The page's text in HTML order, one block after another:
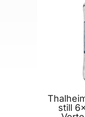
still 6x750ml - 6er